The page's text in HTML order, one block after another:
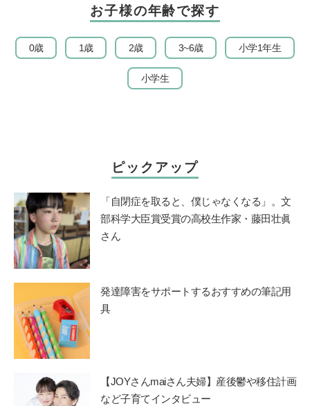
お子様の年齢で探す
0歳 1歳 2歳 3~6歳 小学1年生
小学生
ピックアップ
「自閉症を取ると、僕じゃなくなる」。文
部科学大臣賞受賞の高校生作家・藤田壮眞
さん
発達障害をサポートするおすすめの筆記用
具
【JOYさんmaiさん夫婦】産後鬱や移住計画
など子育てインタビュー